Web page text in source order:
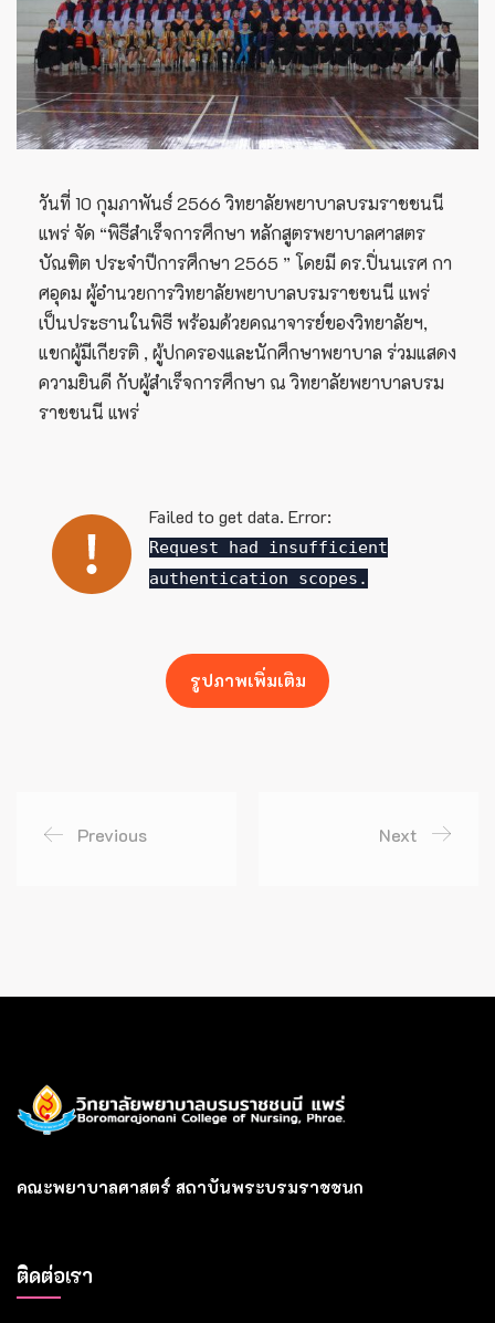
วันที่ 10 กุมภาพันธ์ 2566 วิทยาลัยพยาบาลบรมราชชนนี
แพร่ จัด “พิธีสำเร็จการศึกษา หลักสูตรพยาบาลศาสตร
บัณฑิต ประจำปีการศึกษา 2565 ” โดยมี ดร.ปิ่นนเรศ กา
ศอุดม ผู้อำนวยการวิทยาลัยพยาบาลบรมราชชนนี แพร่
เป็นประธานในพิธี พร้อมด้วยคณาจารย์ของวิทยาลัยฯ,
แขกผู้มีเกียรติ , ผู้ปกครองและนักศึกษาพยาบาล ร่วมแสดง
ความยินดี กับผู้สำเร็จการศึกษา ณ วิทยาลัยพยาบาลบรม
ราชชนนี แพร่
Failed to get data. Error:
Request had insufficient
authentication scopes.
รูปภาพเพิ่มเติม
Previous Next
คณะพยาบาลศาสตร์ สถาบันพระบรมราชชนก
ติดต่อเรา